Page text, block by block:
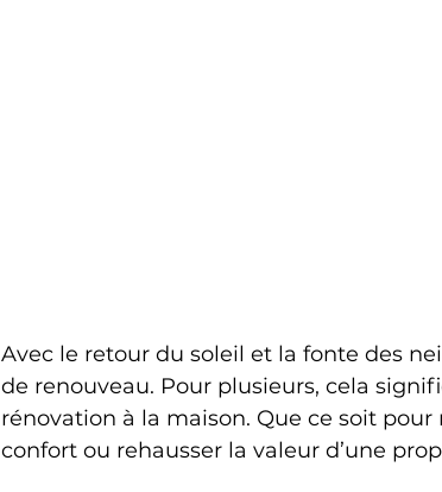
Avec le retour du soleil et la fonte des
de renouveau. Pour plusieurs, cela
rénovation à la maison. Que ce soit
confort ou rehausser la valeur d’une